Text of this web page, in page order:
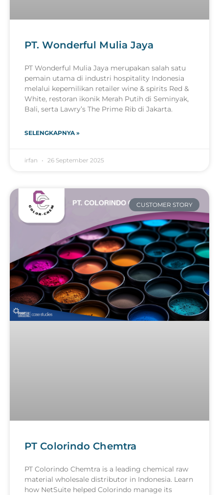
PT. Wonderful Mulia Jaya
PT Wonderful Mulia Jaya merupakan salah satu
pemain utama di industri hospitality Indonesia
melalui kepemilikan retailer wine & spirits Red &
White, restoran ikonik Merah Putih di Seminyak,
Bali, serta Lawry’s The Prime Rib di Jakarta.
SELENGKAPNYA »
irfan 26 September 2025
CUSTOMER STORY
PT Colorindo Chemtra
PT Colorindo Chemtra is a leading chemical raw
material wholesale distributor in Indonesia. Learn
how NetSuite helped Colorindo manage its